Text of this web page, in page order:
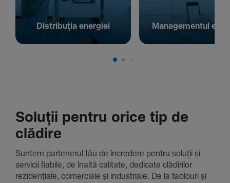
Distribuția energiei Managementul
Soluții pentru orice tip de
clădire
Suntem parte­nerul tău de încre­dere pentru soluții și
servicii fiabile, de înaltă cali­tate, dedi­cate clădi­rilor
rezi­den­țiale, comer­ciale și indus­triale. De la tablouri și